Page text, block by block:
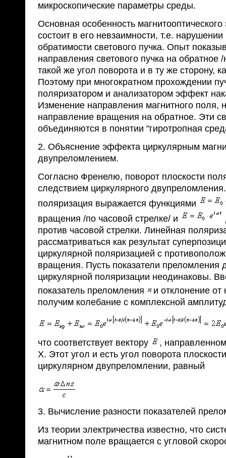
микроскопические параметры среды.
Основная особенность
состоит в его невзаимности, т.е.
обратимости светового пучка. Опыт
направления светового пучка на обратное
такой же угол поворота и в ту же сторону,
Поэтому при многократном прохождении
поляризатором и анализатором эффект
Изменение направления магнитного поля,
направление вращения на обратное. Эти
объединяются в понятии "гиротропная
2. Объяснение эффекта циркулярным
двупреломлением.
Согласно Френелю, поворот плоскости
следствием циркулярного
поляризация выражается функциями
вращения /по часовой стрелке/ и
против часовой стрелки. Линейная
рассматриваться как результат
циркулярной поляризацией с
вращения. Пусть показатели преломления
циркулярной поляризации неодинаковы.
показатель преломления
и отклонение от
получим колебание с комплексной
что соответствует вектору
,
X. Этот угол и есть угол поворота
циркулярном двупреломлении, равный
3. Вычисление разности показателей
Из теории электричества известно, что
магнитном поле вращается с угловой